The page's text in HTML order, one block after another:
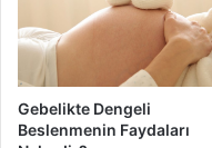
Gebelikte Dengeli
Beslenmenin Faydaları